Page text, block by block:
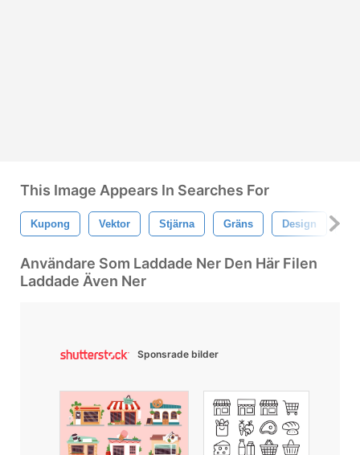
This Image Appears In Searches For
Kupong Vektor Stjärna Gräns Design
Användare Som Laddade Ner Den Här Filen
Laddade Även Ner
Sponsrade bilder